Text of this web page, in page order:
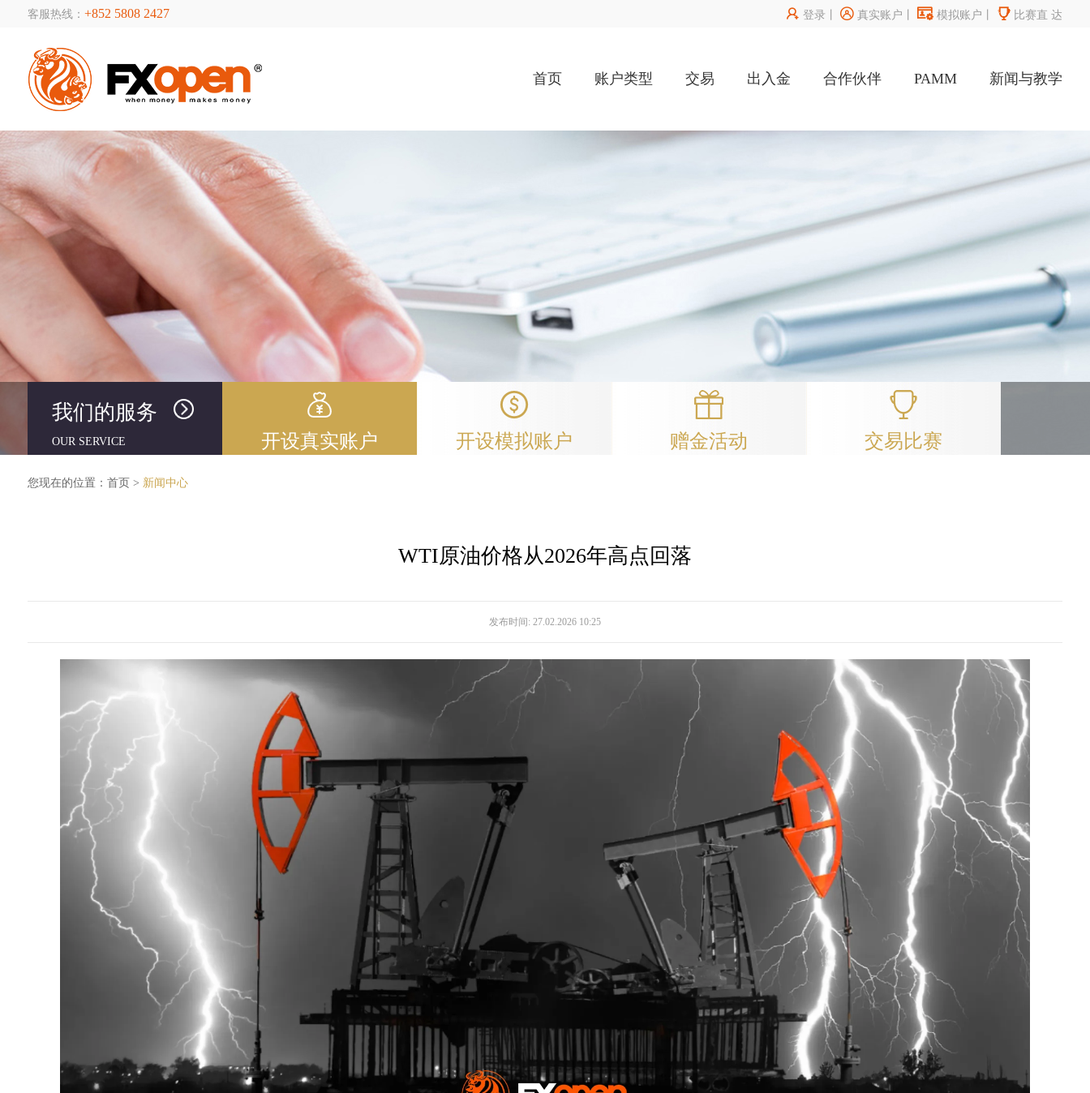
客服热线： +852 5808 2427  登录 丨 真实账户  模拟账户  比赛直 达
首页 账户类型 交易 出入金 合作伙伴 PAMM 新闻与教学
我们的服务
OUR SERVICE 开设真实账户 开设模拟账户 赠金活动 交易比赛
您现在的位置： 首页 > 新闻中心
WTI原油价格从2026年高点回落
发布时间: 27.02.2026 10:25